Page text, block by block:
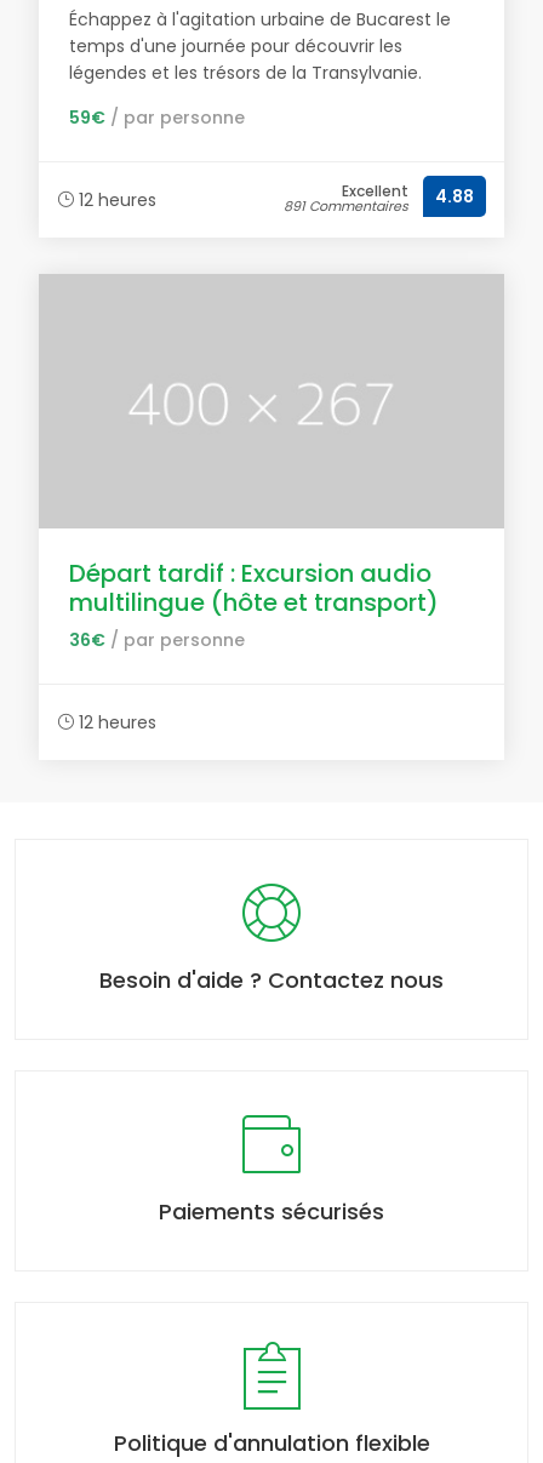
Échappez à l'agitation urbaine de Bucarest le
temps d'une journée pour découvrir les
légendes et les trésors de la Transylvanie.
59€ / par personne
12 heures Excellent
891 Commentaires 4.88
Départ tardif : Excursion audio
multilingue (hôte et transport)
36€ / par personne
12 heures
Besoin d'aide ? Contactez nous
Paiements sécurisés
Politique d'annulation flexible